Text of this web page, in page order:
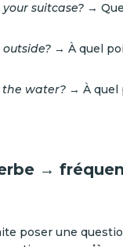
suitcase? →
→ À quel
the water? → À quel
→
poser une